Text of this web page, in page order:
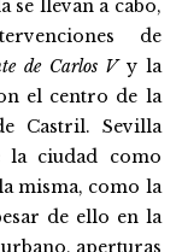
se llevan a cabo,
de
de Carlos Vy la
el centro de la
Castril. Sevilla
la ciudad como
misma, como la
de ello en la
aperturas